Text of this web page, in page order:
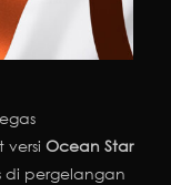
Ocean Star
pergelangan